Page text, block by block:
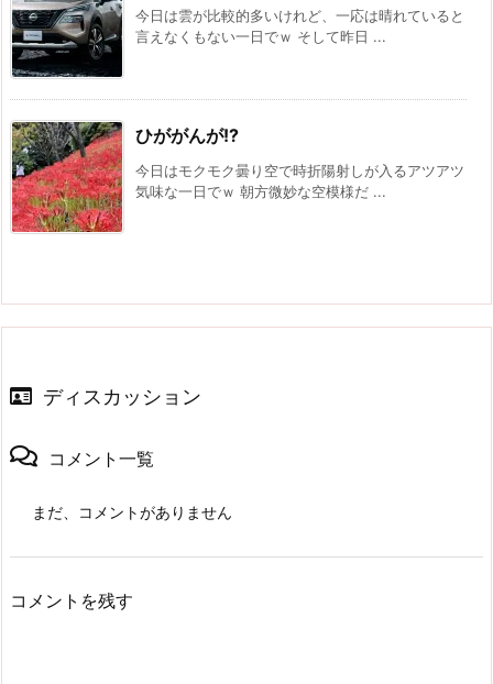
今日は雲が比較的多いけれど、一応は晴れていると
言えなくもない一日でｗ そして昨日 ...
ひががんが!?
今日はモクモク曇り空で時折陽射しが入るアツアツ
気味な一日でｗ 朝方微妙な空模様だ ...
ディスカッション
コメント一覧
まだ、コメントがありません
コメントを残す